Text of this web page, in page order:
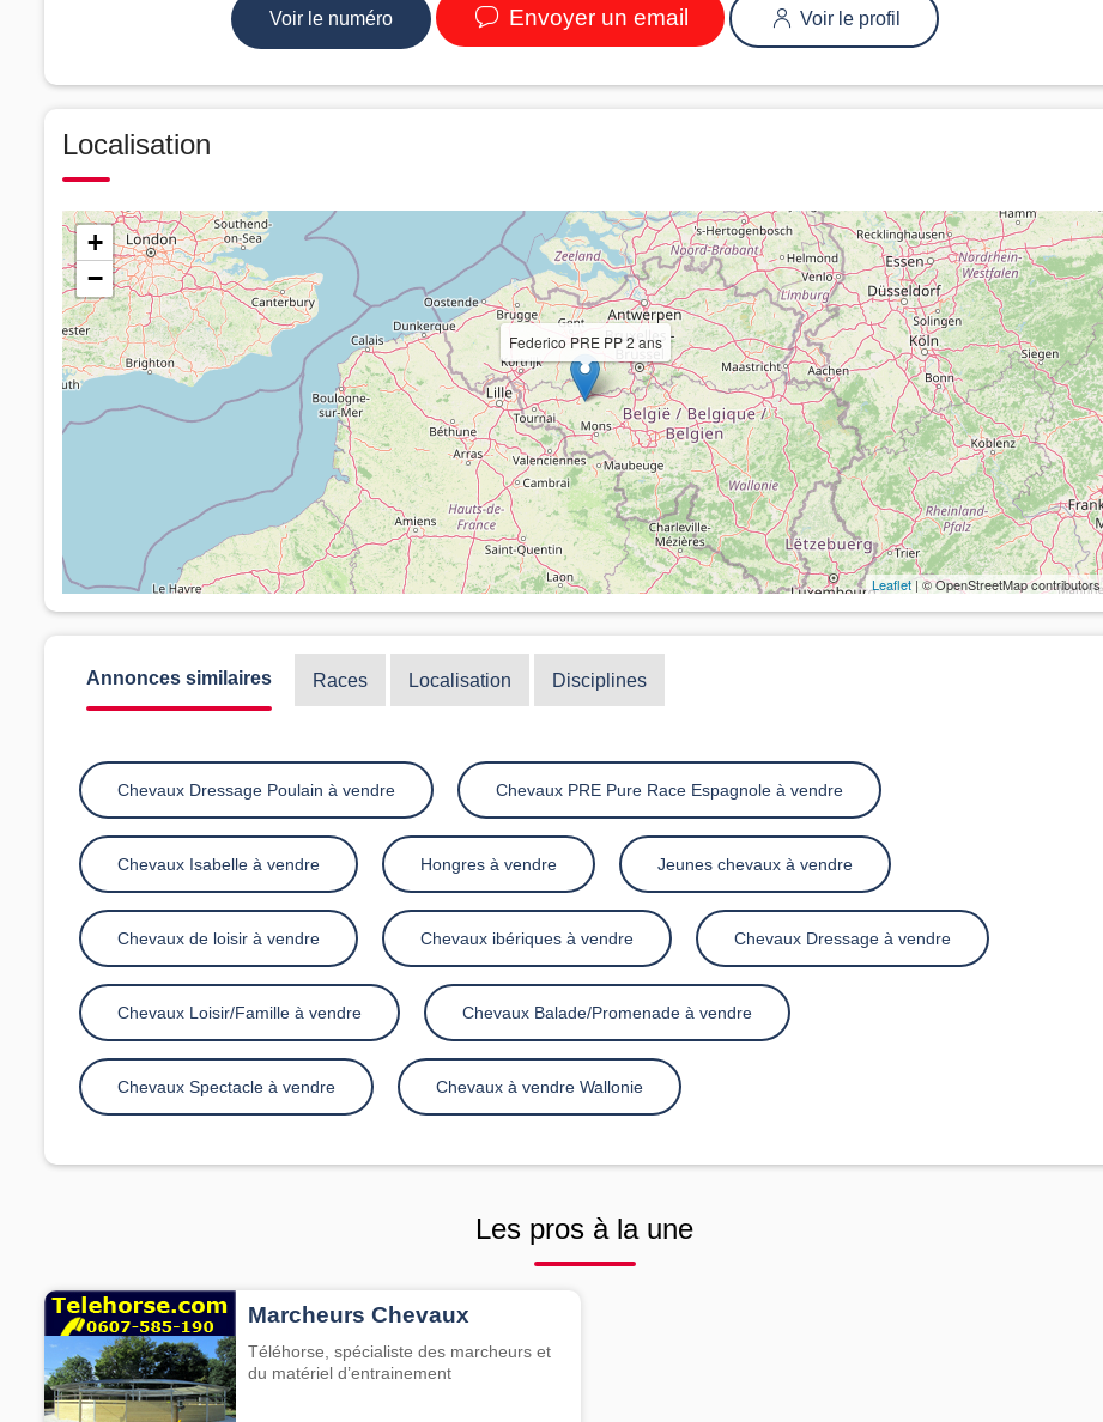
Voir le numéro Envoyer un email Voir le profil
Localisation
Federico PRE PP 2 ans
+
−
Leaflet| © OpenStreetMap contributors
Annonces similaires Races Localisation Disciplines
Chevaux Dressage Poulain à vendre Chevaux PRE Pure Race Espagnole à vendre
Chevaux Isabelle à vendre Hongres à vendre Jeunes chevaux à vendre
Chevaux de loisir à vendre Chevaux ibériques à vendre Chevaux Dressage à vendre
Chevaux Loisir/Famille à vendre Chevaux Balade/Promenade à vendre
Chevaux Spectacle à vendre Chevaux à vendre Wallonie
Les pros à la une
Marcheurs Chevaux
Téléhorse, spécialiste des marcheurs et
du matériel d’entrainement